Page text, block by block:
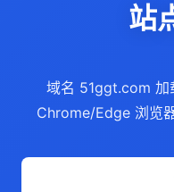
站
域名 51ggt.com 加
Chrome/Edge 浏览